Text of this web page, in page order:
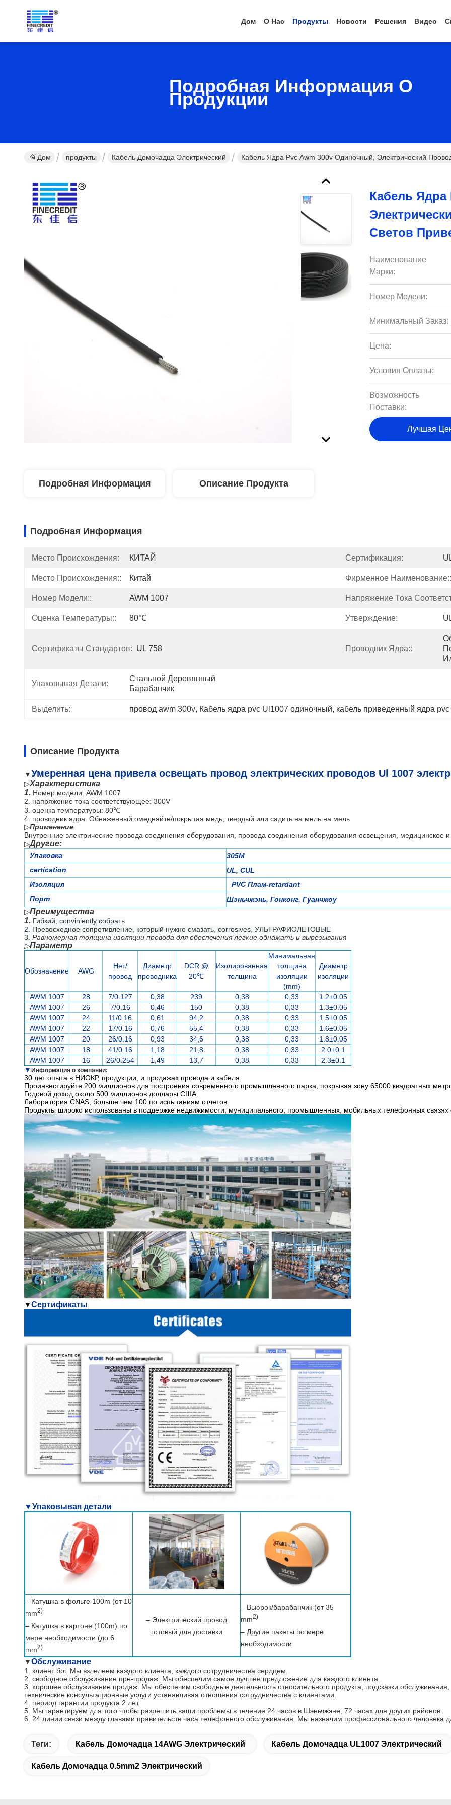
Дом О Нас Продукты Новости Решения Видео
Подробная Информация О
Продукции
Дом продукты Кабель Домочадца Электрический Кабель Ядра Pvc Awm 300v Одиночный, Электрический
Кабель Ядра
Светов
Наименование
Марки:
Номер Модели:
Минимальный Заказ:
Цена:
Условия Оплаты:
Возможность
Поставки:
Лучшая
Подробная Информация Описание Продукта
Подробная Информация
Место Происхождения: КИТАЙ Сертификация:
Место Происхождения:: Китай Фирменное Наименование::
Номер Модели:: AWM 1007 Напряжение Тока
Оценка Температуры:: 80℃ Утверждение:
Сертификаты Стандартов: UL 758 Проводник Ядра::
Упаковывая Детали:
Стальной Деревянный
Барабанчик
Выделить: провод awm 300v, Кабель ядра pvc Ul1007 одиночный, кабель приведенный ядра
Описание Продукта
▼Умеренная цена привела освещать провод электрических проводов Ul 1007
▷Характеристика
1. Номер модели: AWM 1007
2.
напряжение тока соответствующее: 300V
3. оценка температуры: 80℃
4. проводник ядра: Обнаженный омедняйте/покрытая медь, твердый или садить на мель на мель
▷Применение
Внутренние электрические провода соединения оборудования, провода соединения оборудования освещения, медицинское
▷Другие:
Упаковка
305M
certication
UL, CUL
Изоляция
PVC Плам-retardant
Порт
Шэньчжэнь, Гонконг, Гуанчжоу
▷Преимущества
1. Гибкий, conviniently собрать
2. Превосходное сопротивление, который нужно смазать, corrosives, УЛЬТРАФИОЛЕТОВЫЕ
3. Равномерная толщина изоляции провода для обеспечения легкие обнажать и вырезывания
▷Параметр
Обозначение AWG
Нет/
провод
Диаметр
проводника
DCR @
20℃
Изолированная
толщина
Минимальная
толщина
изоляции
(mm)
Диаметр
изоляции
AWM 1007 28 7/0.127 0,38 239 0,38 0,33
1.2±0.05
AWM 1007
26 7/0.16 0,46 150 0,38 0,33
1.3±0.05
AWM 1007
24 11/0.16 0,61 94,2 0,38 0,33
1.5±0.05
AWM 1007
22 17/0.16 0,76 55,4 0,38 0,33
1.6±0.05
AWM 1007
20 26/0.16 0,93 34,6 0,38 0,33
1.8±0.05
AWM 1007
18 41/0.16 1,18 21,8 0,38 0,33
2.0±0.1
AWM 1007
16 26/0.254 1,49 13,7 0,38 0,33
2.3±0.1
▼ Информация о компании:
30 лет опыта в НИОКР, продукции, и продажах провода и кабеля.
Проинвестируйте 200 миллионов для построения современного промышленного парка, покрывая зону 65000 квадратных
Годовой доход около 500 миллионов доллары США.
Лаборатория CNAS, больше чем 100 по испытаниям отчетов.
Продукты широко использованы в поддержке недвижимости, муниципального, промышленных, мобильных телефонных связях
▼Сертификаты
▼Упаковывая детали
– Катушка в фольге 100m (от 10
mm2)
– Катушка в картоне (100m) по
мере необходимости (до 6
mm2)
– Электрический провод
готовый для доставки
– Вьюрок/барабанчик (от 35
mm2)
– Другие пакеты по мере
необходимости
▼Обслуживание
1. клиент бог. Мы взлелеем каждого клиента, каждого сотрудничества сердцем.
2. свободное обслуживание пре-продаж. Мы обеспечим самое лучшее предложение для каждого клиента.
3. хорошее обслуживание продаж. Мы обеспечим свободные деятельность относительного продукта, подсказки обслуживания,
технические консультационные услуги устанавливая отношения сотрудничества с клиентами.
4. период гарантии продукта 2 лет.
5. Мы гарантируем для того чтобы разрешить ваши проблемы в течение 24 часов в Шэньчжэне, 72 часах для других районов.
6. 24 линии связи между главами правительств часа телефонного обслуживания. Мы назначим профессионального человека
Теги: Кабель Домочадца 14AWG Электрический Кабель Домочадца UL1007 Электрический
Кабель Домочадца 0.5mm2 Электрический